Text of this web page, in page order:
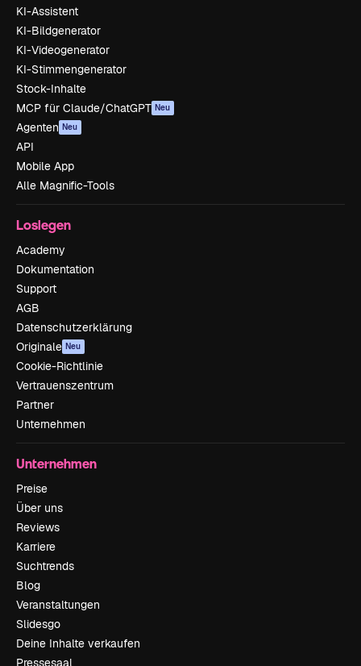
KI-Assistent
KI-Bildgenerator
KI-Videogenerator
KI-Stimmengenerator
Stock-Inhalte
MCP für Claude/ChatGPT Neu
Agenten Neu
API
Mobile App
Alle Magnific-Tools
Loslegen
Academy
Dokumentation
Support
AGB
Datenschutzerklärung
Originale Neu
Cookie-Richtlinie
Vertrauenszentrum
Partner
Unternehmen
Unternehmen
Preise
Über uns
Reviews
Karriere
Suchtrends
Blog
Veranstaltungen
Slidesgo
Deine Inhalte verkaufen
Pressesaal